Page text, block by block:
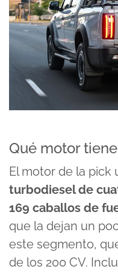
Qué motor tiene
El motor de la pick
turbodiesel de
169 caballos de
que la dejan un
este segmento,
de los 200 CV.